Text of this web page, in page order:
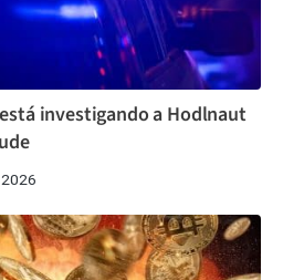
investigando a Hodlnaut